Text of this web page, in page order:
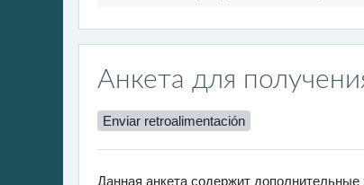
Анкета для
Enviar retroalimentación
Данная анкета содержит